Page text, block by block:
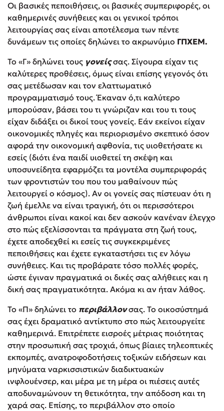
Οι βασικές πεποιθήσεις, οι βασικές συμπεριφορές, οι
καθημερινές συνήθειες και οι γενικοί τρόποι
λειτουργίας σας είναι αποτέλεσμα των πέντε
δυνάμεων τις οποίες δηλώνει το ακρωνύμιο ΓΠΧΕΜ.
Το «Γ» δηλώνει τους γονείςσας. Σίγουρα είχαν τις
καλύτερες προθέσεις, όμως είναι επίσης γεγονός ότι
σας μετέδωσαν και τον ελαττωματικό
προγραμματισμό τους. Έκαναν ό,τι καλύτερο
μπορούσαν, βάσει του τι γνώριζαν και του τι τους
είχαν διδάξει οι δικοί τους γονείς. Εάν εκείνοι είχαν
οικονομικές πληγές και περιορισμένο σκεπτικό όσον
αφορά την οικονομική αφθονία, τις υιοθετήσατε κι
εσείς (διότι ένα παιδί υιοθετεί τη σκέψη και
υποσυνείδητα εφαρμόζει τα μοντέλα συμπεριφοράς
των φροντιστών του που του μαθαίνουν πώς
λειτουργεί ο κόσμος). Αν οι γονείς σας πίστευαν ότι η
ζωή έμελλε να είναι τραγική, ότι οι περισσότεροι
άνθρωποι είναι κακοί και δεν ασκούν κανέναν έλεγχο
στο πώς εξελίσσονται τα πράγματα στη ζωή τους,
έχετε αποδεχθεί κι εσείς τις συγκεκριμένες
πεποιθήσεις και έχετε εγκαταστήσει τις εν λόγω
συνήθειες. Και τις προβάρατε τόσο πολλές φορές,
ώστε έγιναν πραγματικά οι δικές σας αλήθειες και η
δική σας πραγματικότητα. Ακόμα κι αν ήταν λάθος.
Το «Π» δηλώνει το περιβάλλονσας. Το οικοσύστημά
σας έχει δραματικό αντίκτυπο στο πώς λειτουργείτε
καθημερινά. Επιτρέπετε εισροές μέτριας ποιότητας
στην προσωπική σας τροχιά, όπως βίαιες τηλεοπτικές
εκπομπές, ανατροφοδοτήσεις τοξικών ειδήσεων και
μηνύματα ναρκισσιστικών διαδικτυακών
ινφλουένσερ, και μέρα με τη μέρα οι πιέσεις αυτές
αποδυναμώνουν τη θετικότητα, την απόδοση και τη
χαρά σας. Επίσης, το περιβάλλον στο οποίο